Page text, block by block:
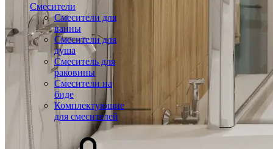
Смесители
Смесители для
ванны
Смесители для
душа
Смеситель для
раковины
Смесители на
биде
Комплектующие
для смесителей